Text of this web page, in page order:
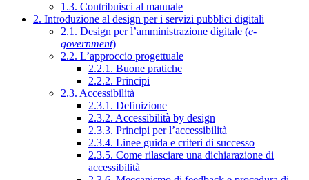
1.3. Contribuisci al manuale
2. Introduzione al design per i servizi pubblici digitali
2.1. Design per l’amministrazione digitale (e-
government)
2.2. L’approccio progettuale
2.2.1. Buone pratiche
2.2.2. Principi
2.3. Accessibilità
2.3.1. Definizione
2.3.2. Accessibilità by design
2.3.3. Principi per l’accessibilità
2.3.4. Linee guida e criteri di successo
2.3.5. Come rilasciare una dichiarazione di
accessibilità